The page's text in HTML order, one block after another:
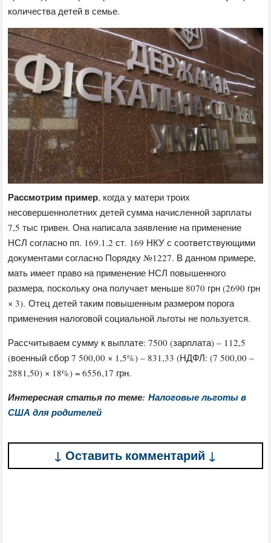
количества детей в семье.
Рассмотрим пример, когда у матери троих
несовершеннолетних детей сумма начисленной зарплаты
7,5 тыс гривен. Она написала заявление на применение
НСЛ согласно пп. 169.1.2 ст. 169 НКУ с соответствующими
документами согласно Порядку №1227. В данном примере,
мать имеет право на применение НСЛ повышенного
размера, поскольку она получает меньше 8070 грн (2690 грн
× 3). Отец детей таким повышенным размером порога
применения налоговой социальной льготы не пользуется.
Рассчитываем сумму к выплате: 7500 (зарплата) – 112,5
(военный сбор 7 500,00 × 1,5%) – 831,33 (НДФЛ: (7 500,00 –
2881,50) × 18%) = 6556,17 грн.
Интересная статья по теме:Налоговые льготы в
США для родителей
↓ Оставить комментарий ↓